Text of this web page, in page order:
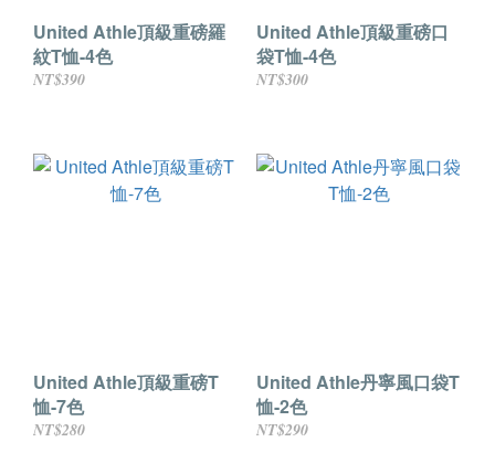
United Athle頂級重磅羅
紋T恤-4色
NT$390
United Athle頂級重磅口
袋T恤-4色
NT$300
United Athle頂級重磅T
恤-7色
NT$280
United Athle丹寧風口袋T
恤-2色
NT$290